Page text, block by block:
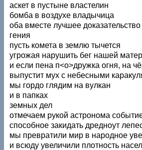
аскет в пустыне властелин
бомба в воздухе владычица
оба вместе лучшее доказательство
гения
пусть комета в землю тычется
угрожая нарушить бег нашей
и если пена п<о>дружка огня, на
выпустит мух с небесными
мы гордо глядим на вулкан
и в папках
земных дел
отмечаем рукой астронома
способное закидать дредноут
мы превратили мир в народное
и всюду увеличили плотность